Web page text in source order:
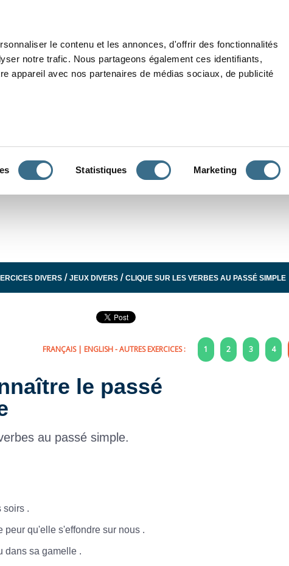
le contenu et les annonces, d'offrir des fonctionnalités
notre trafic. Nous partageons également ces identifiants,
appareil avec nos partenaires de médias sociaux, de publicité
Statistiques Marketing
DIVERS /JEUX DIVERS /CLIQUE SUR LES VERBES AU PASSÉ SIMPLE
FRANÇAIS| ENGLISH- AUTRES EXERCICES : 1 2 3 4
le passé
au passé simple.
soirs .
peur qu'elle s'effondre sur nous .
dans sa gamelle .